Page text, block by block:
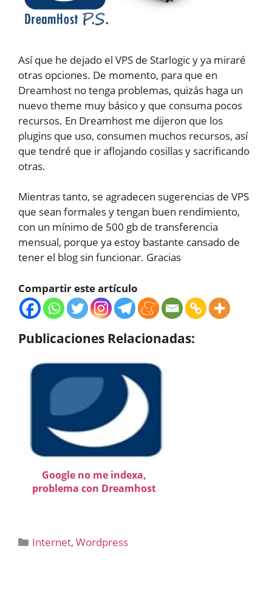
Así que he dejado el VPS de Starlogic y ya miraré
otras opciones. De momento, para que en
Dreamhost no tenga problemas, quizás haga un
nuevo theme muy básico y que consuma pocos
recursos. En Dreamhost me dijeron que los
plugins que uso, consumen muchos recursos, así
que tendré que ir aflojando cosillas y sacrificando
otras.
Mientras tanto, se agradecen sugerencias de VPS
que sean formales y tengan buen rendimiento,
con un mínimo de 500 gb de transferencia
mensual, porque ya estoy bastante cansado de
tener el blog sin funcionar. Gracias
Compartir este artículo
Publicaciones Relacionadas:
Google no me indexa,
problema con Dreamhost
Categorías
Internet,Wordpress